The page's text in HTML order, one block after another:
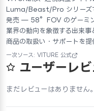
Luma/Beast/Pro シリーズ
発売 — 58°FOV のゲーミン
業界の動向を象徴する出来事
商品の取扱い・サポートを提
一次ソース: VITURE 公式
ユーザーレビ
まだレビューはありません